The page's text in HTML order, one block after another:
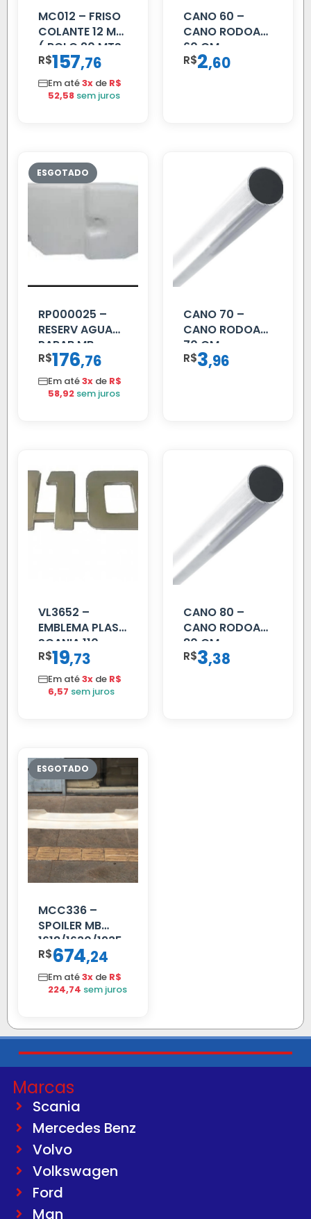
MC012 – FRISO
COLANTE 12 MM
( ROLO 20 MTS
)
R$157,76
Em até3x de R$
52,58 sem juros
CANO 60 –
CANO RODOAR
60 CM
R$2,60
RP000025 –
RESERV AGUA
PARAB MB
ACCELO
C/TAMPA
R$176,76
Em até3x de R$
58,92 sem juros
CANO 70 –
CANO RODOAR
70 CM
R$3,96
VL3652 –
EMBLEMA PLAST
SCANIA 110
CROMADO
R$19,73
Em até3x de R$
6,57 sem juros
CANO 80 –
CANO RODOAR
80 CM
R$3,38
MCC336 –
SPOILER MB
1618/1630/1935
04 FAR
C/BIGOD
R$674,24
Em até3x de R$
224,74 sem juros
Marcas
Scania
Mercedes Benz
Volvo
Volkswagen
Ford
Man